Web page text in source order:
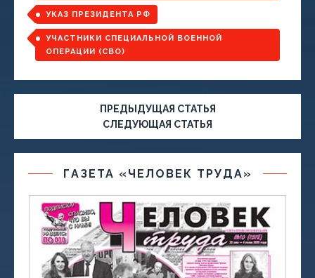
УКАЗ ПРЕЗИДЕНТА РФ
УЧАСТНИКИ СПЕЦИАЛЬНОЙ ВОЕННОЙ
ОПЕРАЦИИ (СВО)
ПРЕДЫДУЩАЯ СТАТЬЯ
СЛЕДУЮЩАЯ СТАТЬЯ
ГАЗЕТА «ЧЕЛОВЕК ТРУДА»